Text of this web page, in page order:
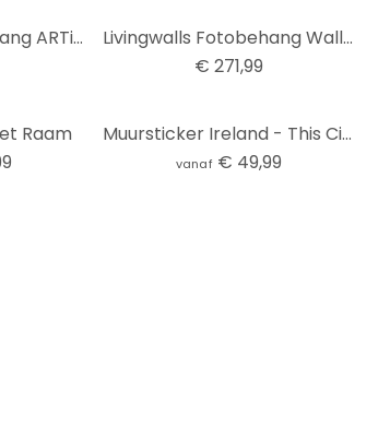
Livingwalls Fotobehang ARTist Lady
Livingwalls Fotobehang Walls by Patel 2 akari 1
€ 271,99
Raam Muursticker Ireland - This City
vanaf € 49,99